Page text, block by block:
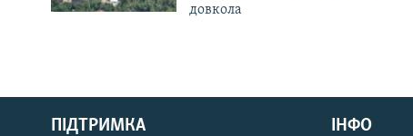
Русский
Qırımtatar
довкола
ПІДТРИМКА ІНФО